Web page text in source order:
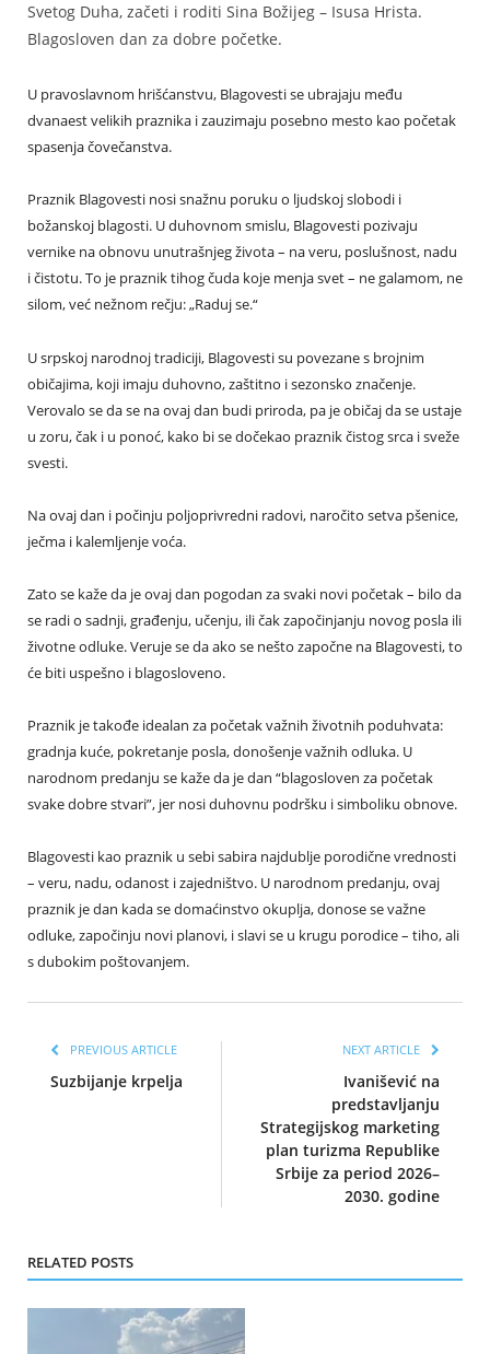
Svetog Duha, začeti i roditi Sina Božijeg – Isusa Hrista.
Blagosloven dan za dobre početke.
U pravoslavnom hrišćanstvu, Blagovesti se ubrajaju među
dvanaest velikih praznika i zauzimaju posebno mesto kao početak
spasenja čovečanstva.
Praznik Blagovesti nosi snažnu poruku o ljudskoj slobodi i
božanskoj blagosti. U duhovnom smislu, Blagovesti pozivaju
vernike na obnovu unutrašnjeg života – na veru, poslušnost, nadu
i čistotu. To je praznik tihog čuda koje menja svet – ne galamom, ne
silom, već nežnom rečju: „Raduj se.“
U srpskoj narodnoj tradiciji, Blagovesti su povezane s brojnim
običajima, koji imaju duhovno, zaštitno i sezonsko značenje.
Verovalo se da se na ovaj dan budi priroda, pa je običaj da se ustaje
u zoru, čak i u ponoć, kako bi se dočekao praznik čistog srca i sveže
svesti.
Na ovaj dan i počinju poljoprivredni radovi, naročito setva pšenice,
ječma i kalemljenje voća.
Zato se kaže da je ovaj dan pogodan za svaki novi početak – bilo da
se radi o sadnji, građenju, učenju, ili čak započinjanju novog posla ili
životne odluke. Veruje se da ako se nešto započne na Blagovesti, to
će biti uspešno i blagosloveno.
Praznik je takođe idealan za početak važnih životnih poduhvata:
gradnja kuće, pokretanje posla, donošenje važnih odluka. U
narodnom predanju se kaže da je dan “blagosloven za početak
svake dobre stvari”, jer nosi duhovnu podršku i simboliku obnove.
Blagovesti kao praznik u sebi sabira najdublje porodične vrednosti
– veru, nadu, odanost i zajedništvo. U narodnom predanju, ovaj
praznik je dan kada se domaćinstvo okuplja, donose se važne
odluke, započinju novi planovi, i slavi se u krugu porodice – tiho, ali
s dubokim poštovanjem.
PREVIOUS ARTICLE
Suzbijanje krpelja
NEXT ARTICLE
Ivanišević na
predstavljanju
Strategijskog marketing
plan turizma Republike
Srbije za period 2026–
2030. godine
RELATED POSTS